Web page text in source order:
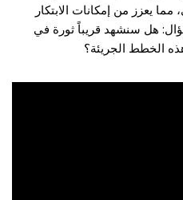
يعزز من إمكانات الابتكار
هل سنشهد قريباً ثورة في
الخطط الجريئة؟